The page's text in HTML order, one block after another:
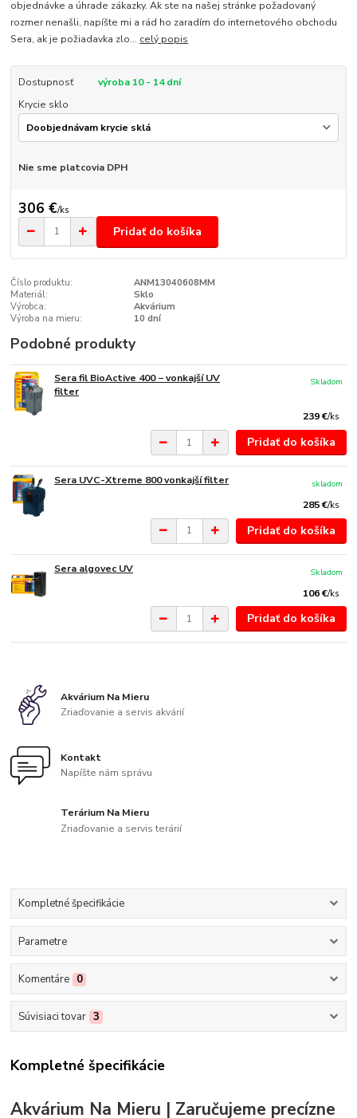
objednávke a úhrade zákazky. Ak ste na našej stránke požadovaný
rozmer nenašli, napíšte mi a rád ho zaradím do internetového obchodu
Sera, ak je požiadavka zlo... celý popis
Dostupnosť
výroba 10 - 14 dní
Krycie sklo
Nie sme platcovia DPH
306 €/ks
Pridať do košíka
Číslo produktu:
ANM13040608MM
Materiál:
Sklo
Výrobca:
Akvárium
Výroba na mieru:
10 dní
Podobné produkty
Sera fil BioActive 400 − vonkajší UV
filter
239 €/ks
Skladom
Pridať do košíka
Sera UVC-Xtreme 800 vonkajší filter
285 €/ks
skladom
Pridať do košíka
Sera algovec UV
106 €/ks
Skladom
Pridať do košíka
Akvárium Na Mieru
Zriaďovanie a servis akvárií
Kontakt
Napíšte nám správu
Terárium Na Mieru
Zriaďovanie a servis terárií
Kompletné špecifikácie
Parametre
Komentáre 0
Súvisiaci tovar 3
Kompletné špecifikácie
Akvárium Na Mieru | Zaručujeme precízne